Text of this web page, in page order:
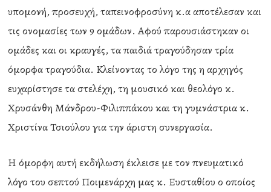
υπομονή, προσευχή, ταπεινοφροσύνη κ.α αποτέλεσαν και
τις ονομασίες των 9 ομάδων. Αφού παρουσιάστηκαν οι
ομάδες και οι κραυγές, τα παιδιά τραγούδησαν τρία
όμορφα τραγούδια. Κλείνοντας το λόγο της η αρχηγός
ευχαρίστησε τα στελέχη, τη μουσικό και θεολόγο κ.
Χρυσάνθη Μάνδρου-Φιλιππάκου και τη γυμνάστρια κ.
Χριστίνα Τσιούλου για την άριστη συνεργασία.
Η όμορφη αυτή εκδήλωση έκλεισε με τον πνευματικό
λόγο του σεπτού Ποιμενάρχη μας κ. Ευσταθίου ο οποίος